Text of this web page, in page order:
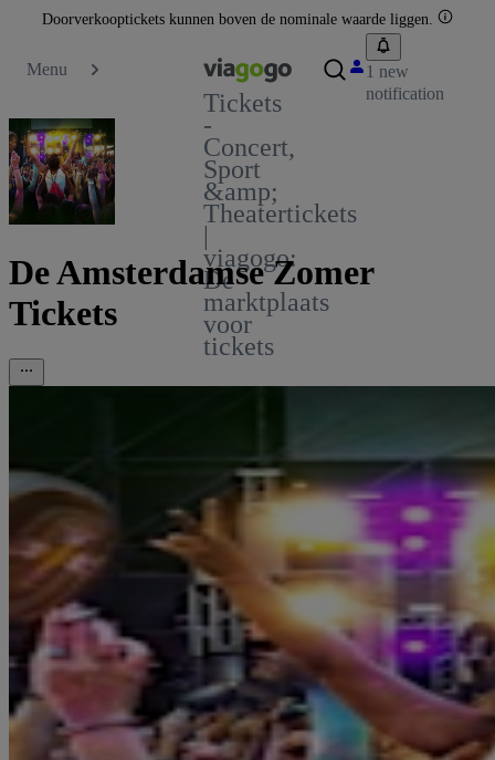
Doorverkooptickets kunnen boven de nominale waarde liggen.
Menu
Tickets
-
Concert,
Sport
&amp;
Theatertickets
|
viagogo:
De
marktplaats
voor
tickets
1 new
notification
De Amsterdamse Zomer
Tickets